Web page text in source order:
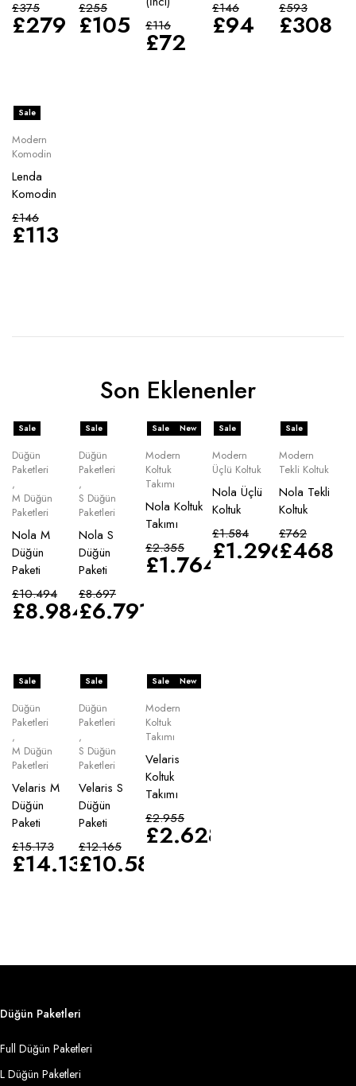
£375
£279
£255
£105
£116
£72
£146
£94
£593
£308
Sale
Modern
Komodin
Lenda
Komodin
£146
£113
Son Eklenenler
Sale
Düğün
Paketleri
,
M Düğün
Paketleri
Nola M
Düğün
Paketi
£10.494
£8.984
Sale
Düğün
Paketleri
,
S Düğün
Paketleri
Nola S
Düğün
Paketi
£8.697
£6.791
Sale New
Modern
Koltuk
Takımı
Nola Koltuk
Takımı
£2.355
£1.764
Sale
Modern
Üçlü Koltuk
Nola Üçlü
Koltuk
£1.584
£1.296
Sale
Modern
Tekli Koltuk
Nola Tekli
Koltuk
£762
£468
Sale
Düğün
Paketleri
,
M Düğün
Paketleri
Velaris M
Düğün
Paketi
£15.173
£14.135
Sale
Düğün
Paketleri
,
S Düğün
Paketleri
Velaris S
Düğün
Paketi
£12.165
£10.583
Sale New
Modern
Koltuk
Takımı
Velaris
Koltuk
Takımı
£2.955
£2.628
Düğün Paketleri
Full Düğün Paketleri
L Düğün Paketleri